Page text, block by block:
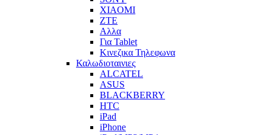
XIAOMI
ZTE
Αλλα
Για Tablet
Κινεζικα Τηλεφωνα
Καλωδιοταινιες
ALCATEL
ASUS
BLACKBERRY
HTC
iPad
iPhone